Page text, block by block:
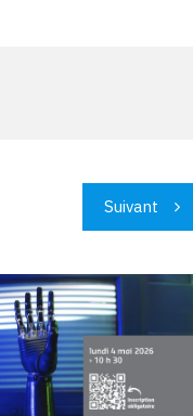
Suivant